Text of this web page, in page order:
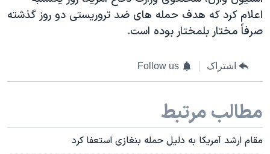
اعلام کرد که هدف حمله های ضد تروريستی دو روز گذشته
صرفاً مختار بلمختار بوده است.
اشتراک Follow us
مطالب مرتبط
مقام ارشد آمریکا به دلیل حمله بنغازی استعفا کرد